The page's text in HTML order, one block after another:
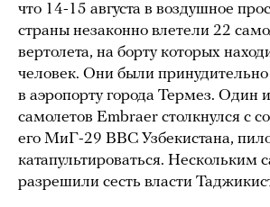
что 14-15 августа в воздушное
страны незаконно влетели 22
вертолета, на борту которых
человек. Они были
в аэропорту города Термез. Один
самолетов Embraer столкнулся с
его МиГ-29 ВВС Узбекистана,
катапультироваться. Нескольким
разрешили сесть власти